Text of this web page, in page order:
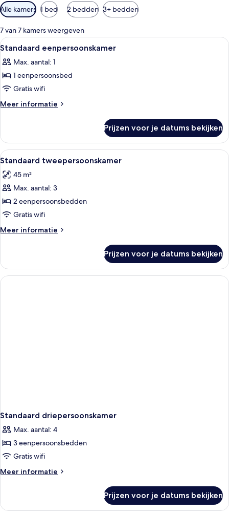
Beschikbare
filters
voor
kamers
Alle kamers 1 bed 2 bedden 3+ bedden
7 van 7 kamers weergeven
Alle
foto's
voor
Standaard
eenpersoonskamer
laden
Pillowtop-bedden, een minibar, een
1
Standaard eenpersoonskamer
Max. aantal: 1
1 eenpersoonsbed
Gratis wifi
Meer informatie
Meer
eenpersoonskamer
Prijzen voor je datums bekijken
Alle
foto's
voor
Standaard
tweepersoonskamer
laden
Pillowtop-bedden, een minibar, een
1
Standaard tweepersoonskamer
45 m²
Max. aantal: 3
2 eenpersoonsbedden
Gratis wifi
Meer informatie
Meer
tweepersoonskamer
Prijzen voor je datums bekijken
Standaard driepersoonskamer
Max. aantal: 4
3 eenpersoonsbedden
Gratis wifi
Meer informatie
Meer
driepersoonskamer
Prijzen voor je datums bekijken